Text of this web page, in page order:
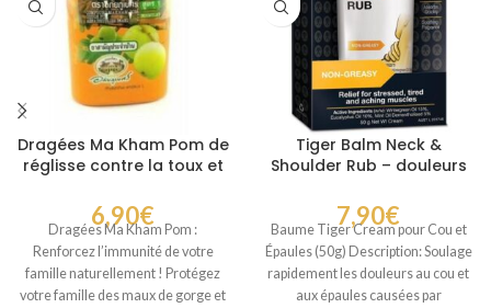
Dragées Ma Kham Pom de
réglisse contre la toux et
6,90€
Dragées Ma Kham Pom :
Renforcez l’immunité de votre
famille naturellement ! Protégez
votre famille des maux de gorge et
Tiger Balm Neck &
Shoulder Rub – douleurs
musculaire
7,90€
Baume Tiger Cream pour Cou et
Épaules (50g) Description: Soulage
rapidement les douleurs au cou et
aux épaules causées par